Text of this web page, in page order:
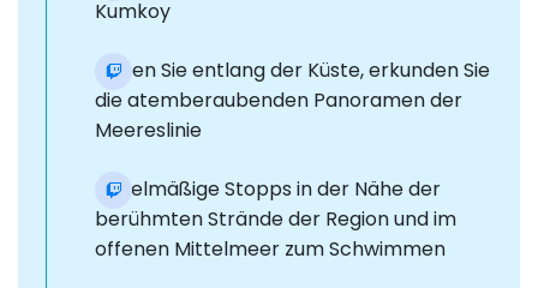
Kumkoy
Reisen Sie entlang der Küste, erkunden Sie
die atemberaubenden Panoramen der
Meereslinie
Regelmäßige Stopps in der Nähe der
berühmten Strände der Region und im
offenen Mittelmeer zum Schwimmen